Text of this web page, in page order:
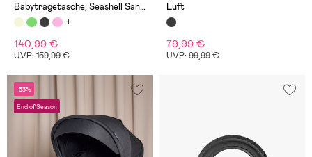
Babytragetasche, Seashell Sand
Leaf
140,99 €
UVP: 159,99 €
Luft
79,99 €
UVP: 99,99 €
-33%
End of Season